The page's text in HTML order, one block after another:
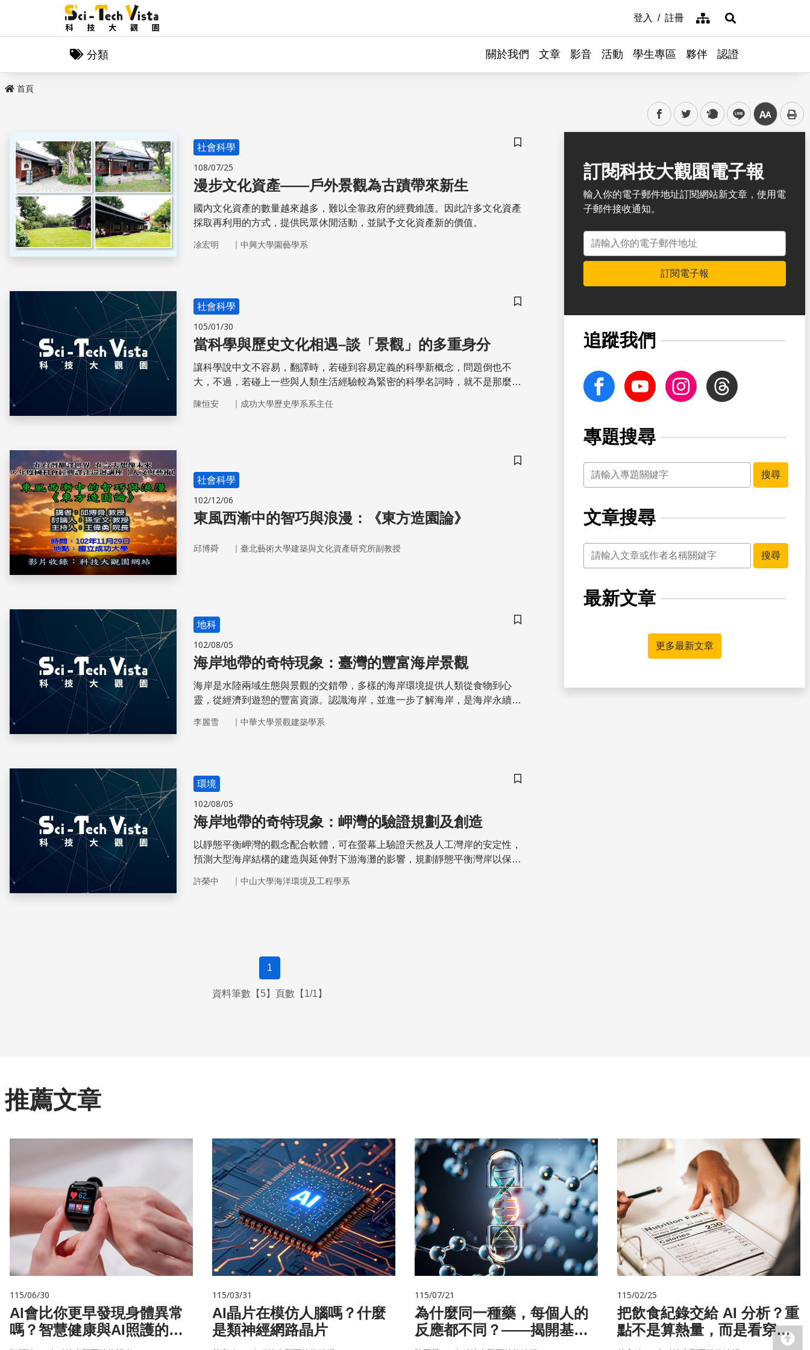
登入 註冊 網站導覽展開搜尋
分類 關於我們 文章 影音 活動 學生專區 夥伴 認證
首頁
facebooktwitter plurk line 中
儲存書籤
社會科學
108/07/25
漫步文化資產——戶外景觀為古蹟帶來新生
國內文化資產的數量越來越多，難以全靠政府的經費維護。因此許多文化資產
採取再利用的方式，提供民眾休閒活動，並賦予文化資產新的價值。
凃宏明 ｜ 中興大學園藝學系
儲存書籤
社會科學
105/01/30
當科學與歷史文化相遇–談「景觀」的多重身分
讓科學說中文不容易，翻譯時，若碰到容易定義的科學新概念，問題倒也不
大，不過，若碰上一些與人類生活經驗較為緊密的科學名詞時，就不是那麼容
陳恒安 ｜ 成功大學歷史學系系主任
儲存書籤
社會科學
102/12/06
東風西漸中的智巧與浪漫：《東方造園論》
邱博舜 ｜ 臺北藝術大學建築與文化資產研究所副教授
儲存書籤
地科
102/08/05
海岸地帶的奇特現象：臺灣的豐富海岸景觀
海岸是水陸兩域生態與景觀的交錯帶，多樣的海岸環境提供人類從食物到心
靈，從經濟到遊憩的豐富資源。認識海岸，並進一步了解海岸，是海岸永續經
李麗雪 ｜ 中華大學景觀建築學系
儲存書籤
環境
102/08/05
海岸地帶的奇特現象：岬灣的驗證規劃及創造
以靜態平衡岬灣的觀念配合軟體，可在螢幕上驗證天然及人工灣岸的安定性，
預測大型海岸結構的建造與延伸對下游海灘的影響，規劃靜態平衡灣岸以保護
許榮中 ｜ 中山大學海洋環境及工程學系
1
資料筆數【5】頁數【1/1】
訂閱科技大觀園電子報
輸入你的電子郵件地址訂閱網站新文章，使用電
子郵件接收通知。
電子郵件地址
訂閱電子報
追蹤我們
facebook Youtube InstagramThreads
專題搜尋
關鍵字
搜尋
文章搜尋
關鍵字
搜尋
最新文章
更多最新文章
推薦文章
115/06/30
AI會比你更早發現身體異常
嗎？智慧健康與AI照護的未
來
115/03/31
AI晶片在模仿人腦嗎？什麼
是類神經網路晶片
115/07/21
為什麼同一種藥，每個人的
反應都不同？——揭開基因
的用藥密碼
115/02/25
把飲食紀錄交給 AI 分析？重
點不是算熱量，而是看穿你
的「飲食習慣」
回